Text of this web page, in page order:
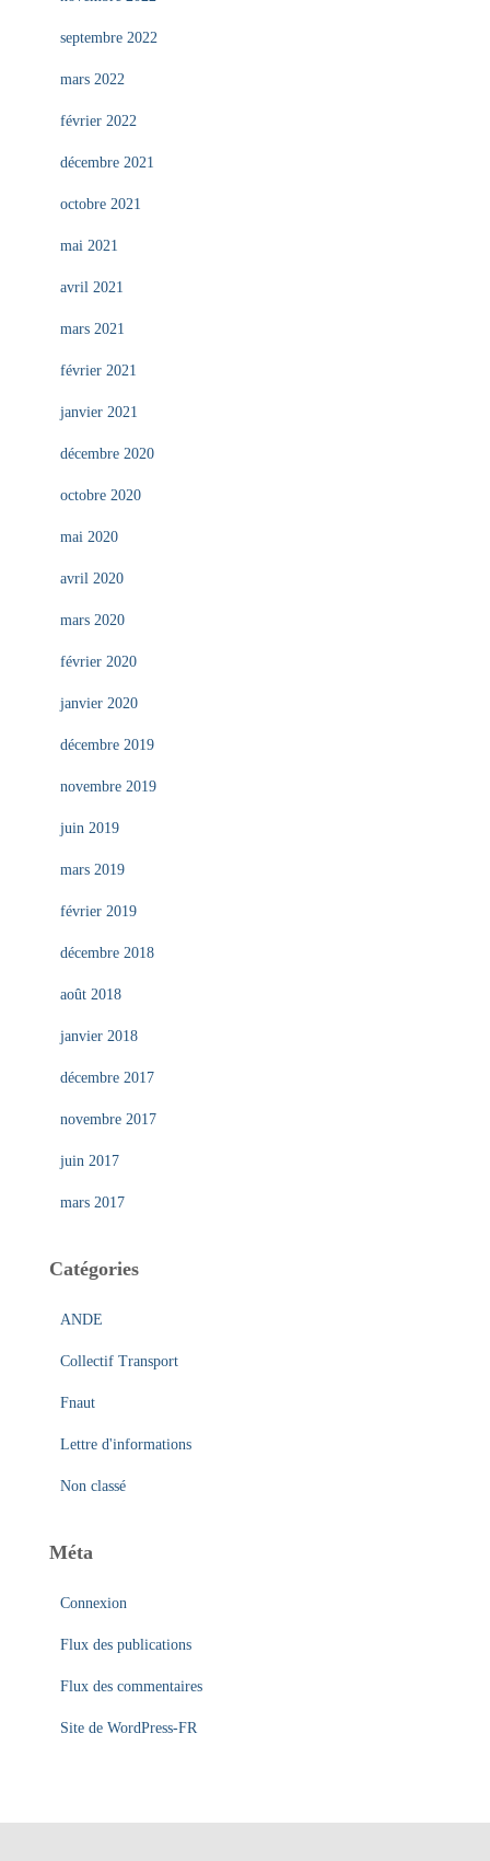
septembre 2022
mars 2022
février 2022
décembre 2021
octobre 2021
mai 2021
avril 2021
mars 2021
février 2021
janvier 2021
décembre 2020
octobre 2020
mai 2020
avril 2020
mars 2020
février 2020
janvier 2020
décembre 2019
novembre 2019
juin 2019
mars 2019
février 2019
décembre 2018
août 2018
janvier 2018
décembre 2017
novembre 2017
juin 2017
mars 2017
Catégories
ANDE
Collectif Transport
Fnaut
Lettre d'informations
Non classé
Méta
Connexion
Flux des publications
Flux des commentaires
Site de WordPress-FR